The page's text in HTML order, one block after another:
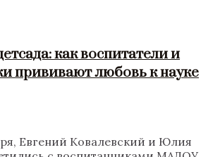
как воспитатели и
прививают любовь к науке
Евгений Ковалевский и Юлия